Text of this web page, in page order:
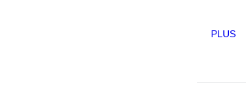
PLUS